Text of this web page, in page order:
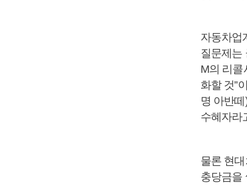
자동차업
질문제는
M의 리콜
화할 것”
명 아반
수혜자라
물론 현
충당금을